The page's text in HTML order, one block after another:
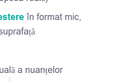
în format mic,
a nuanțelor